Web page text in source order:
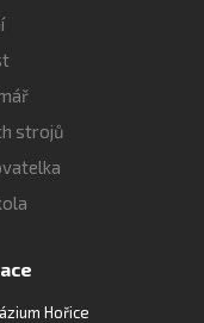
strojů
Hořice